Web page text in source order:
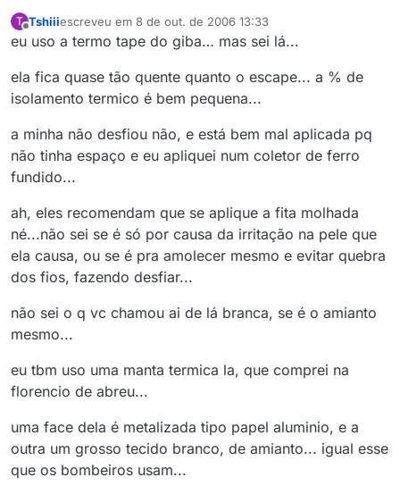
T Tshiiiescreveu em 8 de out. de 2006 13:33
última edição por
eu uso a termo tape do giba… mas sei lá...
ela fica quase tão quente quanto o escape... a % de
isolamento termico é bem pequena...
a minha não desfiou não, e está bem mal aplicada pq
não tinha espaço e eu apliquei num coletor de ferro
fundido...
ah, eles recomendam que se aplique a fita molhada
né...não sei se é só por causa da irritação na pele que
ela causa, ou se é pra amolecer mesmo e evitar quebra
dos fios, fazendo desfiar...
não sei o q vc chamou ai de lá branca, se é o amianto
mesmo...
eu tbm uso uma manta termica la, que comprei na
florencio de abreu...
uma face dela é metalizada tipo papel aluminio, e a
outra um grosso tecido branco, de amianto... igual esse
que os bombeiros usam...